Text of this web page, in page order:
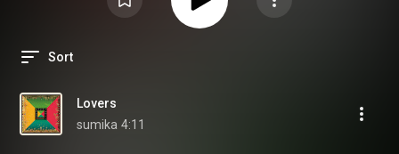
Sort
Lovers
sumika 4:11